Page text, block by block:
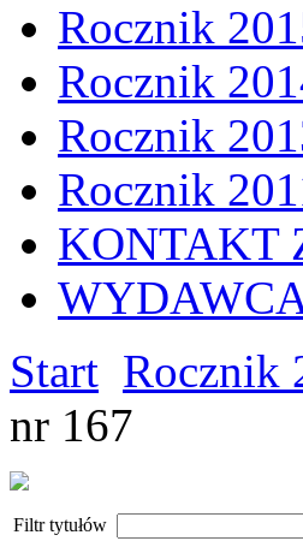
Rocznik
Rocznik
Rocznik
Rocznik
KONTAKT
Start Rocznik
nr 167
Filtr tytułów